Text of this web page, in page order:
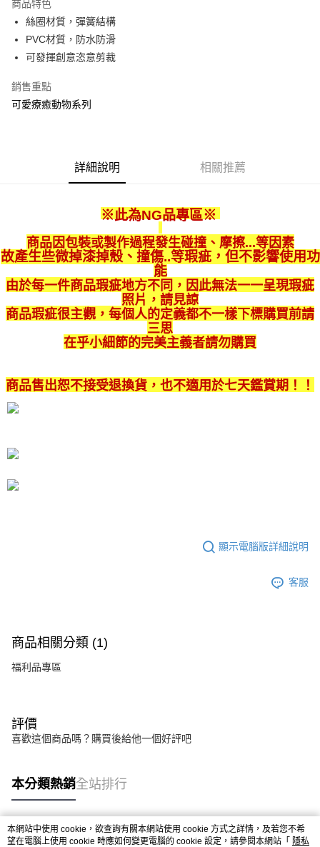
合作金庫商業銀行
華南商業銀行
上海商業儲蓄銀行
國泰世華商業銀行
匯豐（台灣）商業銀行
聯邦商業銀行
台灣樂天信用卡公司
LINE Pay
Apple Pay
悠遊付
【大哥付你分期使用說明】
1.本服務由台灣大哥大提供，台灣大哥大用戶可立即使用無須另外申請。
2.付款方式選擇「大哥付你分期」，訂單成立後會自動跳轉到大哥付的交易
流程，驗證手機門號後，選擇欲分期的期數、繳款截止日，確認付款後即完
成交易。
3.實際核准額度、可分期數及費用金額請依後續交易確認頁面所載為準。
4.訂單成立30分鐘內，如未前往確認交易或遇審核未通過，訂單將自動取
消。如遇「轉專審核」未通過狀況，表示未達大哥付你分期系統評分，恕無
法說明評估內容。
【繳款方式說明】
1.分期款項不併入電信帳單，「大哥付你分期」於每月結算日後寄送繳費提
1.本服務係由「台灣大哥大股份有限公司」（以下簡稱本公司）所提供，讓
2.基於同意付款使用「大哥付你分期」之契約關係目的，商店將以您的個人
3.完整用戶服務條款，請詳閱以下連結：
運送方式
宅配
每筆NT$80，滿NT$599(含以上)免運費
商品特色
絲圈材質，彈簧結構
PVC材質，防水防滑
可發揮創意恣意剪裁
銷售重點
可愛療癒動物系列
詳細說明 相關推薦
※此為NG品專區※
商品因包裝或製作過程發生碰撞、摩擦...等因素
故產生些微掉漆掉殼、撞傷..等瑕疵， 但不影響使用功
能
由於每一件商品瑕疵地方不同，因此無法一一呈現瑕疵
照片，請見諒
商品瑕疵很主觀，每個人的定義都不一樣下標購買前請
三思
在乎小細節的完美主義者請勿購買
商品售出恕不接受退換貨，也不適用於七天鑑賞期！！
顯示電腦版詳細說明
客服
商品相關分類 (1)
福利品專區
評價
喜歡這個商品嗎？購買後給他一個好評吧
本分類熱銷全站排行
熱門標籤
本網站中使用 cookie，欲查詢有關本網站使用 cookie 方式之詳情，及若您不希
望在電腦上使用 cookie 時應如何變更電腦的 cookie 設定，請參閱本網站「 隱私